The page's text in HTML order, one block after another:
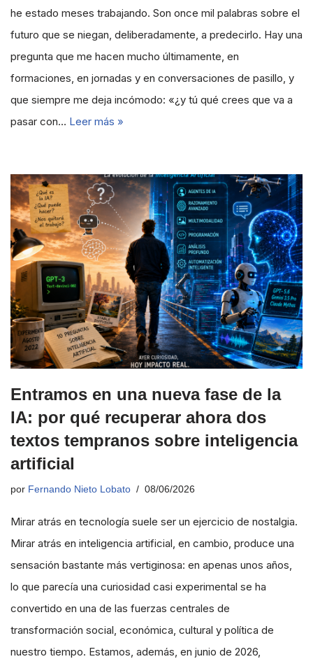
he estado meses trabajando. Son once mil palabras sobre el
futuro que se niegan, deliberadamente, a predecirlo. Hay una
pregunta que me hacen mucho últimamente, en
formaciones, en jornadas y en conversaciones de pasillo, y
que siempre me deja incómodo: «¿y tú qué crees que va a
pasar con… Leer más »
Entramos en una nueva fase de la
IA: por qué recuperar ahora dos
textos tempranos sobre inteligencia
artificial
por Fernando Nieto Lobato 08/06/2026
Mirar atrás en tecnología suele ser un ejercicio de nostalgia.
Mirar atrás en inteligencia artificial, en cambio, produce una
sensación bastante más vertiginosa: en apenas unos años,
lo que parecía una curiosidad casi experimental se ha
convertido en una de las fuerzas centrales de
transformación social, económica, cultural y política de
nuestro tiempo. Estamos, además, en junio de 2026,